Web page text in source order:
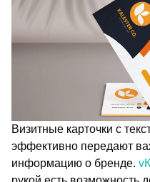
Визитные карточки с
эффективно передают
информацию о бренде.